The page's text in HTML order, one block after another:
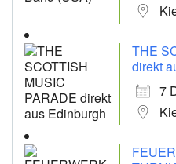
THE
direkt
7